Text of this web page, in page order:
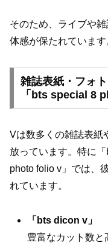
そのため、ライブや
体感が保たれています
雑誌表紙・フォ
「bts special 8
Vは数多くの雑誌表紙
放っています。特に
photo folio v」では、
れています。
「bts dicon v」
豊富なカット数